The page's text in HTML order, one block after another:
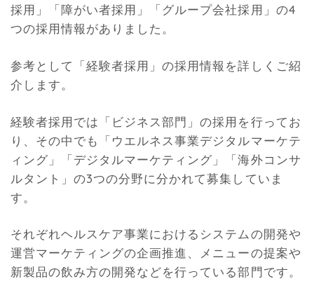
採用」「障がい者採用」「グループ会社採用」の4
つの採用情報がありました。
参考として「経験者採用」の採用情報を詳しくご紹
介します。
経験者採用では「ビジネス部門」の採用を行ってお
り、その中でも「ウエルネス事業デジタルマーケテ
ィング」「デジタルマーケティング」「海外コンサ
ルタント」の3つの分野に分かれて募集していま
す。
それぞれヘルスケア事業におけるシステムの開発や
運営マーケティングの企画推進、メニューの提案や
新製品の飲み方の開発などを行っている部門です。